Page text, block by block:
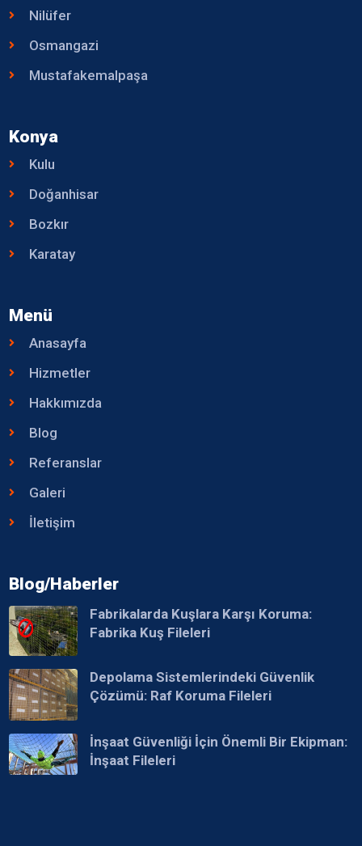
Nilüfer
Osmangazi
Mustafakemalpaşa
Konya
Kulu
Doğanhisar
Bozkır
Karatay
Menü
Anasayfa
Hizmetler
Hakkımızda
Blog
Referanslar
Galeri
İletişim
Blog/Haberler
Fabrikalarda Kuşlara Karşı Koruma:
Fabrika Kuş Fileleri
Depolama Sistemlerindeki Güvenlik
Çözümü: Raf Koruma Fileleri
İnşaat Güvenliği İçin Önemli Bir Ekipman:
İnşaat Fileleri